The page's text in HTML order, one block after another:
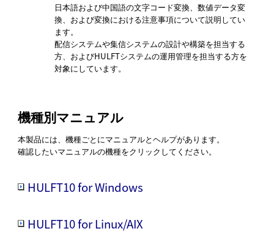
日本語および中国語の文字コード変換、数値データ変
換、および変換における注意事項について説明してい
ます。
配信システムや集信システムの設計や構築を担当する
方、およびHULFTシステムの運用管理を担当する方を
対象にしています。
機種別マニュアル
本製品には、機種ごとにマニュアルとヘルプがあります。
確認したいマニュアルの機種をクリックしてください。
HULFT10 for Windows
HULFT10 for Linux/AIX